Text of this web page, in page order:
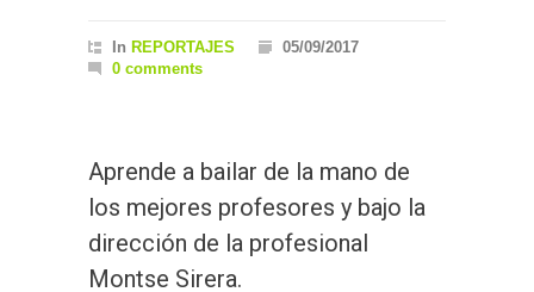
In REPORTAJES
05/09/2017
0 comments
Aprende a bailar de la mano de
los mejores profesores y bajo la
dirección de la profesional
Montse Sirera.